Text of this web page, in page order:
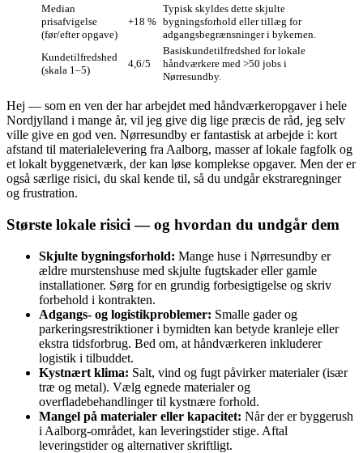
Median
prisafvigelse
(før/efter opgave)
+18 %
Typisk skyldes dette skjulte
bygningsforhold eller tillæg for
adgangsbegrænsninger i bykernen.
Kunde­tilfredshed
(skala 1–5)
4,6/5
Basiskundetilfredshed for lokale
håndværkere med >50 jobs i
Nørresundby.
Hej — som en ven der har arbejdet med håndværkeropgaver i hele
Nordjylland i mange år, vil jeg give dig lige præcis de råd, jeg selv
ville give en god ven. Nørresundby er fantastisk at arbejde i: kort
afstand til materialelevering fra Aalborg, masser af lokale fagfolk og
et lokalt byggenetværk, der kan løse komplekse opgaver. Men der er
også særlige risici, du skal kende til, så du undgår ekstraregninger
og frustration.
Største lokale risici — og hvordan du undgår dem
Skjulte bygningsforhold: Mange huse i Nørresundby er
ældre murstenshuse med skjulte fugtskader eller gamle
installationer. Sørg for en grundig forbesigtigelse og skriv
forbehold i kontrakten.
Adgangs- og logistikproblemer: Smalle gader og
parkeringsrestriktioner i bymidten kan betyde kranleje eller
ekstra tidsforbrug. Bed om, at håndværkeren inkluderer
logistik i tilbuddet.
Kystnært klima: Salt, vind og fugt påvirker materialer (især
træ og metal). Vælg egnede materialer og
overfladebehandlinger til kystnære forhold.
Mangel på materialer eller kapacitet: Når der er byggerush
i Aalborg‑området, kan leveringstider stige. Aftal
leveringstider og alternativer skriftligt.